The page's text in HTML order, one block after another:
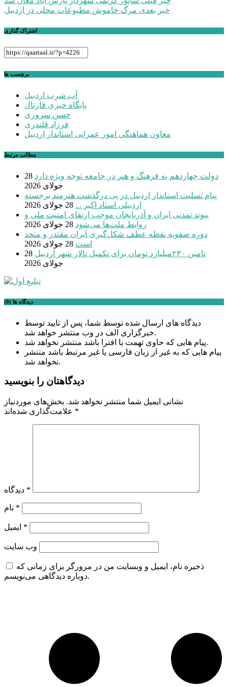
نوشته
خبر بعدی مرگ خاموش مطبوعات محلی در اردبیل
اشتراک گذاری
برچسب ها
آب شرب اردبیل
پایگاه خبری قارتال
حسن سروری
فرزاد قلندری
معاون هماهنگی امور عمرانی استاندار اردبیل
مطالب مرتبط
دولت چهاردهم به فرهنگ و هنر در جامعه توجه ویژه دارد 28
جولای 2026
پیام تسلیت استاندار اردبیل در پی درگذشت هنرمند برجسته
اردبیلی استاد اکبر ... 28 جولای 2026
پیوند تمدنی ایران و آذربایجان موجب ارتقای امنیت ملی و
روابط ملت‌ها می‌شود 28 جولای 2026
دوره صفویه نقطه عطف شکل‌گیری ایران مقتدر و متحد
است 28 جولای 2026
تامین ۲۳۰میلیارد تومان برای تکمیل تالار شهر اردبیل
28
جولای 2026
دیدگاه ها (0)
دیدگاه های ارسال شده توسط شما، پس از تایید توسط
خبرگزاری الف در وب منتشر خواهد شد.
پیام هایی که حاوی تهمت یا افترا باشد منتشر نخواهد شد.
پیام هایی که به غیر از زبان فارسی یا غیر مرتبط باشد منتشر
نخواهد شد.
دیدگاهتان را بنویسید
نشانی ایمیل شما منتشر نخواهد شد. بخش‌های موردنیاز
*
*
*
*
وب‌ سایت
ذخیره نام، ایمیل و وبسایت من در مرورگر برای زمانی که
دوباره دیدگاهی می‌نویسم.